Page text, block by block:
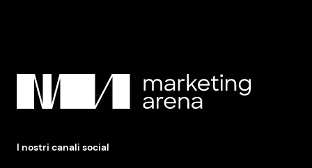
I nostri canali social